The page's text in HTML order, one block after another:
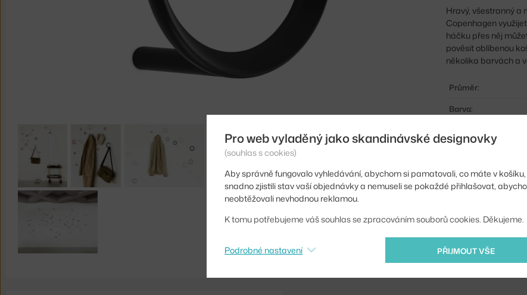
Hravý, všestranný a
Copenhagen
háčku přes něj
pověsit oblíbenou
několika barvách a
Průměr:
Barva:
Kód produktu
EAN
Ste zo Slovenska?
Shopping from the
Pro web vyladěný jako skandinávské designovky
(souhlas s cookies)
Aby správně fungovalo vyhledávání, abychom si pamatovali, co máte v
snadno zjistili stav vaší objednávky a nemuseli se pokaždé přihlašovat,
neobtěžovali nevhodnou reklamou.
K tomu potřebujeme váš souhlas se zpracováním souborů cookies. Děkujeme.
PŘIJMOUT VŠE
Podrobné nastavení